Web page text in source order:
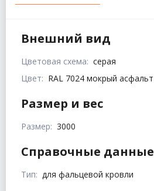
Внешний вид
Цветовая схема: серая
Цвет: RAL 7024 мокрый асфальт
Размер и вес
Размер: 3000
Справочные данные
Тип: для фальцевой кровли